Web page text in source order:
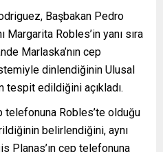
Başbakan Pedro
Margarita Robles’in yanı sıra
Marlaska’nın cep
dinlendiğinin Ulusal
tespit edildiğini açıkladı.
telefonuna Robles’te olduğu
belirlendiğini, aynı
Planas’ın cep telefonuna